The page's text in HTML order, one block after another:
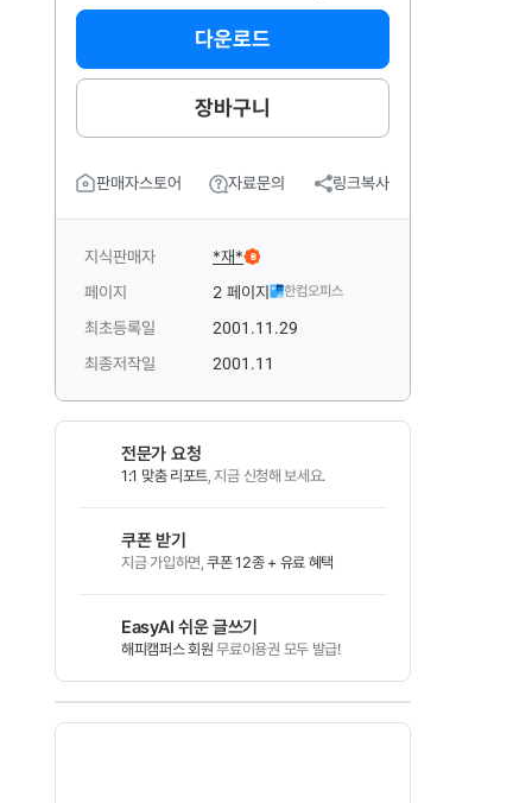
다운로드
장바구니
판매자스토어 자료문의 링크복사
지식판매자 *재* B
페이지 2 페이지 한컴오피스
최초등록일
2001.11.29
최종저작일
2001.11
전문가 요청
1:1 맞춤 리포트, 지금 신청해 보세요.
쿠폰 받기
지금 가입하면,쿠폰 12종 + 유료 혜택
EasyAI 쉬운 글쓰기
해피캠퍼스 회원 무료이용권 모두 발급!